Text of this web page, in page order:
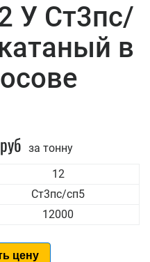
У Ст3пс/
в
за тонну
12
Ст3пс/сп5
12000
цену